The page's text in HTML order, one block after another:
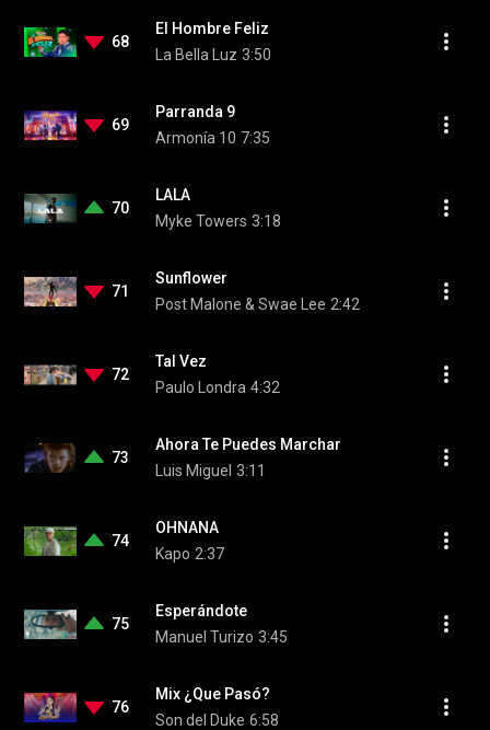
68
El Hombre Feliz
La Bella Luz 3:50
69
Parranda 9
Armonía 10 7:35
70
LALA
Myke Towers 3:18
71
Sunflower
Post Malone & Swae Lee 2:42
72
Tal Vez
Paulo Londra 4:32
73
Ahora Te Puedes Marchar
Luis Miguel 3:11
74
OHNANA
Kapo 2:37
75
Esperándote
Manuel Turizo 3:45
76
Mix ¿Que Pasó?
Son del Duke 6:58